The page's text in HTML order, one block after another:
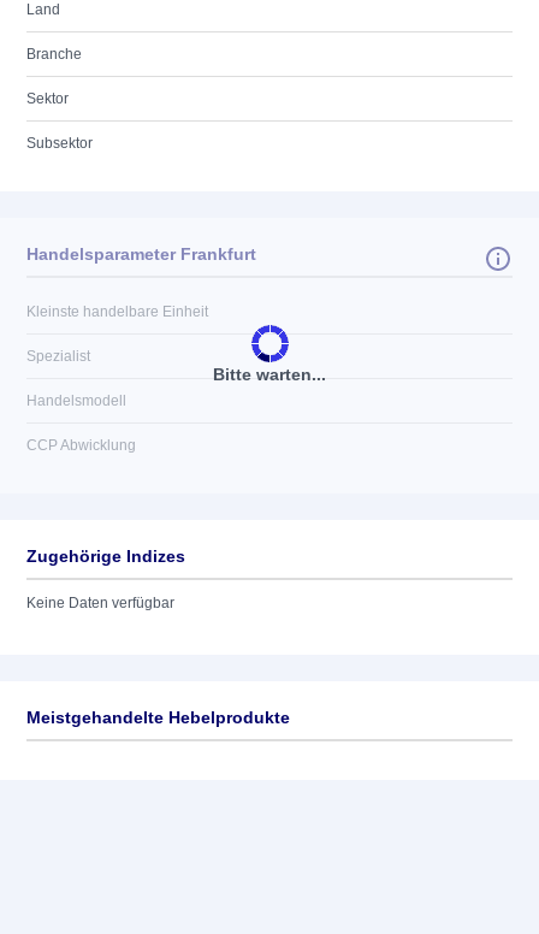
Land
Branche
Sektor
Subsektor
Bitte warten...
Handelsparameter Frankfurt
Kleinste handelbare Einheit
Spezialist
Handelsmodell
CCP Abwicklung
Zugehörige Indizes
Keine Daten verfügbar
Meistgehandelte Hebelprodukte